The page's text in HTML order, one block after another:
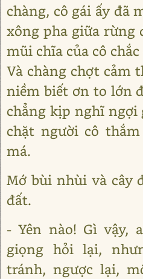
chàng, cô gái ấy đã
xông pha giữa rừng
mũi chĩa của cô
Và chàng chợt cảm
niềm biết ơn to lớn
chẳng kịp nghĩ ngợi
chặt người cô
má.
Mớ bùi nhùi và cây
đất.
- Yên nào! Gì vậy,
giọng hỏi lại,
tránh, ngược lại,